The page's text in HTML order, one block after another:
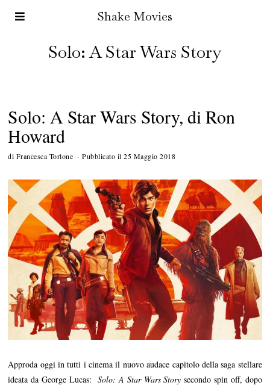
Shake Movies
Solo: A Star Wars Story
Solo: A Star Wars Story, di Ron
Howard
di Francesca Torlone Pubblicato il 25 Maggio 2018
t
b
r
e
0
1
8
Approda oggi in tutti i cinema il nuovo audace capitolo della saga stellare
ideata da George Lucas:Solo: A Star Wars Storysecondo spin off, dopo